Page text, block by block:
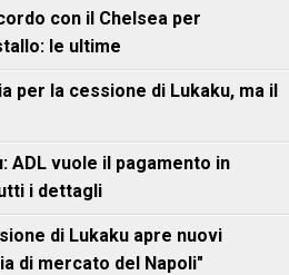
con il Chelsea per
le ultime
per la cessione di Lukaku, ma il
ADL vuole il pagamento in
i dettagli
di Lukaku apre nuovi
di mercato del Napoli"